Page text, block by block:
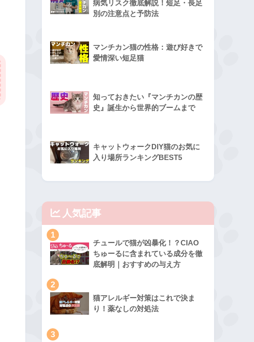
病気リスク徹底解説！短足・長足
別の注意点と予防法
マンチカン猫の性格：遊び好きで
愛情深い短足猫
知っておきたい『マンチカンの歴
史』誕生から世界的ブームまで
キャットウォークDIY猫のお気に
入り場所ランキングBEST5
人気記事
1
チュールで猫が凶暴化！？CIAO
ちゅーるに含まれている成分を徹
底解明｜おすすめの与え方
2
猫アレルギー対策はこれで決ま
り！薬なしの対処法
3